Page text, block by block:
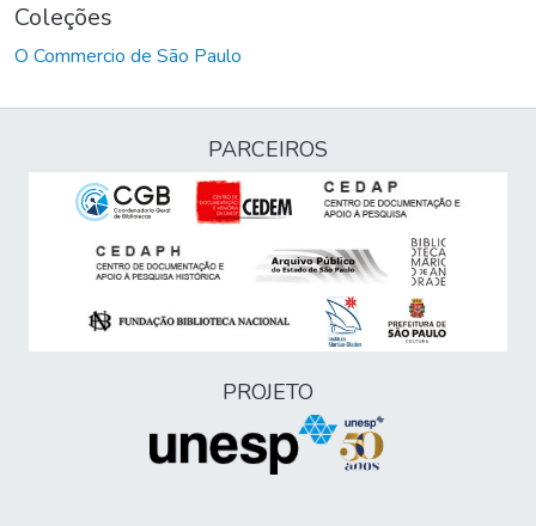
Coleções
O Commercio de São Paulo
PARCEIROS
PROJETO